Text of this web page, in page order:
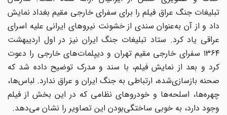
تبلیغات جنگ عراق فیلم را برای سفرای خارجی مقیم بغداد نمایش
داد و از آن به‌عنوان سندی از خشونت نیروهای ایرانی علیه اسرای
عراقی یاد کرد. ستاد تبلیغات جنگ ایران نیز در اول اردیبهشت
۱۳۶۴ سفرای خارجی مقیم تهران و دیپلمات‌های خارجی را دعوت
کرد و بعد از نمایش فیلم، با سند و مدرک توضیح داده شد که
صحنه بازسازی‌شده، ارتباطی به جنگ ایران و عراق ندارد. لباس‌ها،
چهره‌ها، اسلحه‌ها و خودرو‌های نظامی که در این بخش از فیلم
وجود دارد، به خوبی ساختگی‌بودن این تصاویر را نشان می‌دهد.